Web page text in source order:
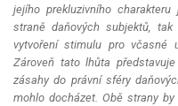
jejího prekluzivního
straně daňových subjektů,
vytvoření stimulu pro včasné
Zároveň tato lhůta
zásahy do právní sféry
mohlo docházet. Obě strany